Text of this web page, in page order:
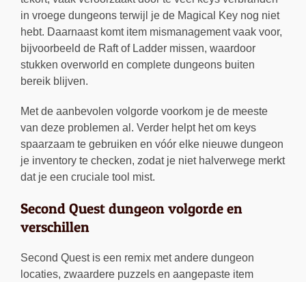
in vroege dungeons terwijl je de Magical Key nog niet
hebt. Daarnaast komt item mismanagement vaak voor,
bijvoorbeeld de Raft of Ladder missen, waardoor
stukken overworld en complete dungeons buiten
bereik blijven.
Met de aanbevolen volgorde voorkom je de meeste
van deze problemen al. Verder helpt het om keys
spaarzaam te gebruiken en vóór elke nieuwe dungeon
je inventory te checken, zodat je niet halverwege merkt
dat je een cruciale tool mist.
Second Quest dungeon volgorde en
verschillen
Second Quest is een remix met andere dungeon
locaties, zwaardere puzzels en aangepaste item